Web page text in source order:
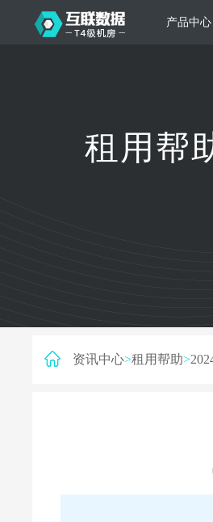
产品中心
日本服务器 新加坡服务器
根据不同规模的网站提供可定制化的
构和 一站式协助租用帮
资讯中心>租用帮助>